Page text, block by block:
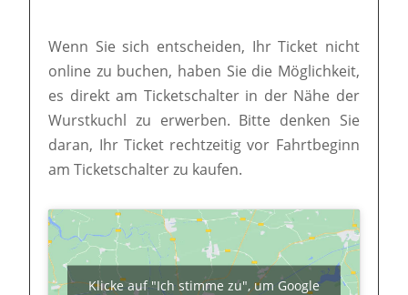
Wenn Sie sich entscheiden, Ihr Ticket nicht
online zu buchen, haben Sie die Möglichkeit,
es direkt am Ticketschalter in der Nähe der
Wurstkuchl zu erwerben. Bitte denken Sie
daran, Ihr Ticket rechtzeitig vor Fahrtbeginn
am Ticketschalter zu kaufen.
Klicke auf "Ich stimme zu", um Google